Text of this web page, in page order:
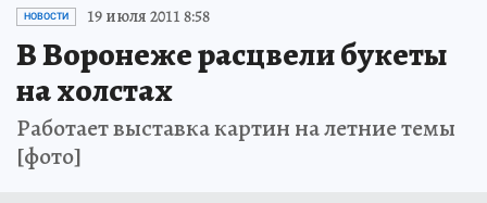
НОВОСТИ 19 июля 2011 8:58
В Воронеже расцвели букеты
на холстах
Работает выставка картин на летние темы
[фото]